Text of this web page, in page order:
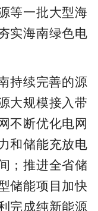
等一批大型海
实海南绿色电
持续完善的源
大规模接入带
不断优化电网
和储能充放电
；推进全省储
储能项目加快
完成纯新能源